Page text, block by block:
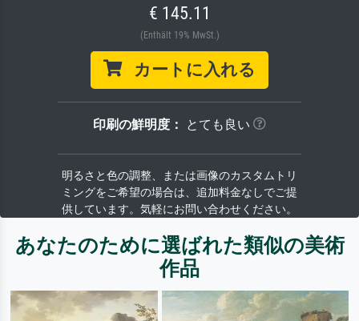
€ 145.11
(Enthält 19% MwSt.)
カートに入れる
印刷の鮮明度： とても良い
明るさと色の調整、または画像のカスタムトリ
ミングをご希望の場合は、追加料金なしでご提
供しています。気軽にお問い合わせください。
あなたのために選ばれた類似の美術
作品